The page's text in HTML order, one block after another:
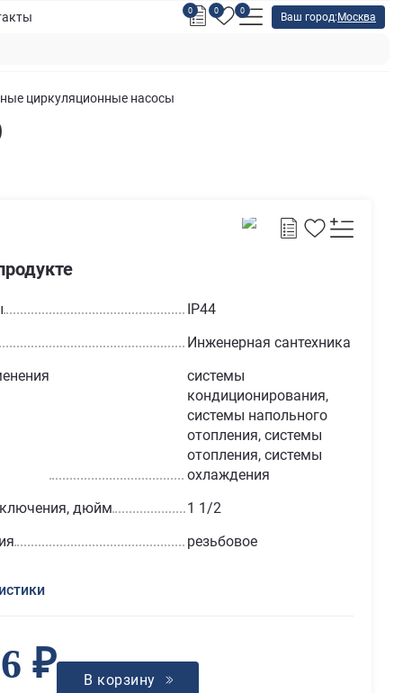
0 0 0
Ваш город: Москва
циркуляционные насосы
IP44
Инженерная сантехника
системы
кондиционирования,
системы напольного
отопления, системы
отопления, системы
охлаждения
дюйм
1 1/2
резьбовое
₽ В корзину